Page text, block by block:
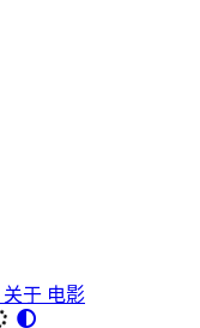
关于 电影